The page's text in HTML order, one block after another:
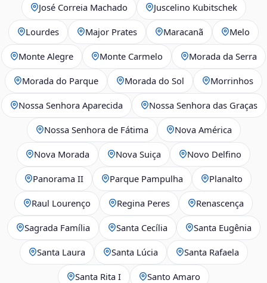
José Correia Machado Juscelino Kubitschek
Lourdes Major Prates Maracanã Melo
Monte Alegre Monte Carmelo Morada da Serra
Morada do Parque Morada do Sol Morrinhos
Nossa Senhora Aparecida Nossa Senhora das Graças
Nossa Senhora de Fátima Nova América
Nova Morada Nova Suiça Novo Delfino
Panorama II Parque Pampulha Planalto
Raul Lourenço Regina Peres Renascença
Sagrada Família Santa Cecília Santa Eugênia
Santa Laura Santa Lúcia Santa Rafaela
Santa Rita I Santo Amaro